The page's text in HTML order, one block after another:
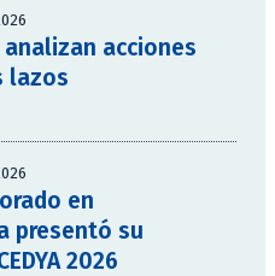
analizan acciones
lazos
en
presentó su
2026